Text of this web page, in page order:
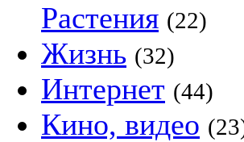
Растения (22)
Жизнь (32)
Интернет (44)
Кино, видео